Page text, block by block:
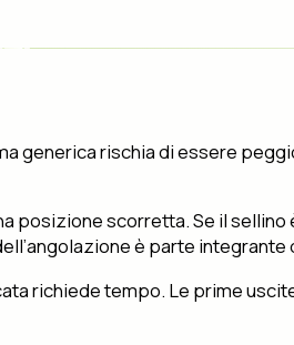
generica rischia di essere
posizione scorretta. Se il
è parte integrante
richiede tempo. Le prime